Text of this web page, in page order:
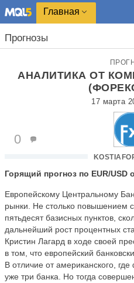
Главная
Прогнозы
АНАЛИТИКА ОТ
17 марта
0
Горящий прогноз по EUR/USD
Европейскому Центральному
рынки. Не столько повышением
пятьдесят базисных пунктов,
дальнейший рост процентных
Кристин Лагард в ходе своей
в том, что европейский
В отличие от американского,
уже три банка. Но тогда